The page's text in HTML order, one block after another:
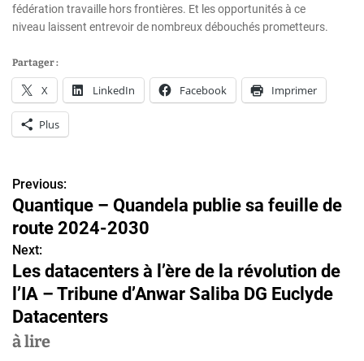
fédération travaille hors frontières. Et les opportunités à ce
niveau laissent entrevoir de nombreux débouchés prometteurs.
Partager :
X LinkedIn Facebook Imprimer
Plus
N
a
v
i
g
a
Previous:
Quantique – Quandela publie sa feuille de
route 2024-2030
Next:
Les datacenters à l’ère de la révolution de
l’IA – Tribune d’Anwar Saliba DG Euclyde
Datacenters
à lire